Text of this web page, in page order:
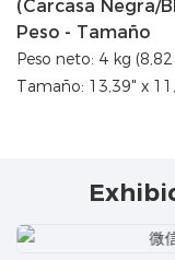
Peso - Tamaño
Peso neto: 4 kg
Tamaño: 13,39" x